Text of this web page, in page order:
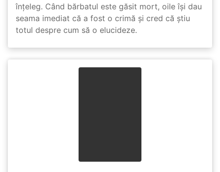
înțeleg. Când bărbatul este găsit mort, oile își dau
seama imediat că a fost o crimă și cred că știu
totul despre cum să o elucideze.